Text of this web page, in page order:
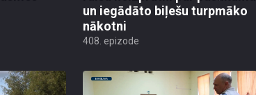
un iegādāto biļešu turpmāko
nākotni
408. epizode